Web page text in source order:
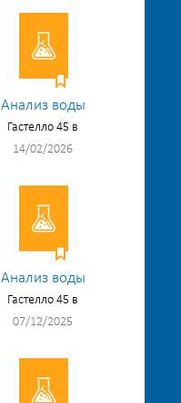
Анализ воды
Гастелло 45 в
14/02/2026
Анализ воды
Гастелло 45 в
07/12/2025